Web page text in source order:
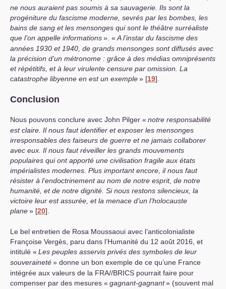
ne nous auraient pas soumis à sa sauvagerie. Ils sont la
progéniture du fascisme moderne, sevrés par les bombes, les
bains de sang et les mensonges qui sont le théâtre surréaliste
que l’on appelle informations». « A l’instar du fascisme des
années 1930 et 1940, de grands mensonges sont diffusés avec
la précision d’un métronome : grâce à des médias omniprésents
et répétitifs, et à leur virulente censure par omission. La
catastrophe libyenne en est un exemple» [19].
Conclusion
Nous pouvons conclure avec John Pilger « notre responsabilité
est claire. Il nous faut identifier et exposer les mensonges
irresponsables des faiseurs de guerre et ne jamais collaborer
avec eux. Il nous faut réveiller les grands mouvements
populaires qui ont apporté une civilisation fragile aux états
impérialistes modernes. Plus important encore, il nous faut
résister à l’endoctrinement au nom de notre esprit, de notre
humanité, et de notre dignité. Si nous restons silencieux, la
victoire leur est assurée, et la menace d’un l’holocauste
plane» [20].
Le bel entretien de Rosa Moussaoui avec l’anticolonialiste
Françoise Vergès, paru dans l’Humanité du 12 août 2016, et
intitulé « Les peuples asservis privés des symboles de leur
souveraineté» donne un bon exemple de ce qu’une France
intégrée aux valeurs de la FRA//BRICS pourrait faire pour
compenser par des mesures « gagnant-gagnant» (souvent mal